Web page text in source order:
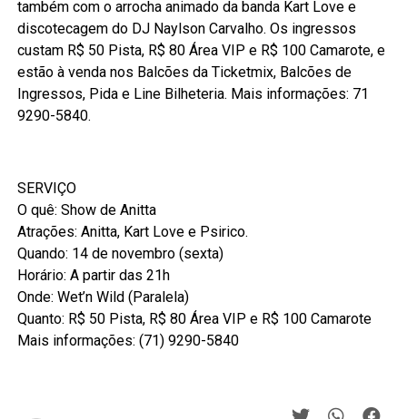
também com o arrocha animado da banda Kart Love e
discotecagem do DJ Naylson Carvalho. Os ingressos
custam R$ 50 Pista, R$ 80 Área VIP e R$ 100 Camarote, e
estão à venda nos Balcões da Ticketmix, Balcões de
Ingressos, Pida e Line Bilheteria. Mais informações: 71
9290-5840.
SERVIÇO
O quê: Show de Anitta
Atrações: Anitta, Kart Love e Psirico.
Quando: 14 de novembro (sexta)
Horário: A partir das 21h
Onde: Wet’n Wild (Paralela)
Quanto: R$ 50 Pista, R$ 80 Área VIP e R$ 100 Camarote
Mais informações: (71) 9290-5840